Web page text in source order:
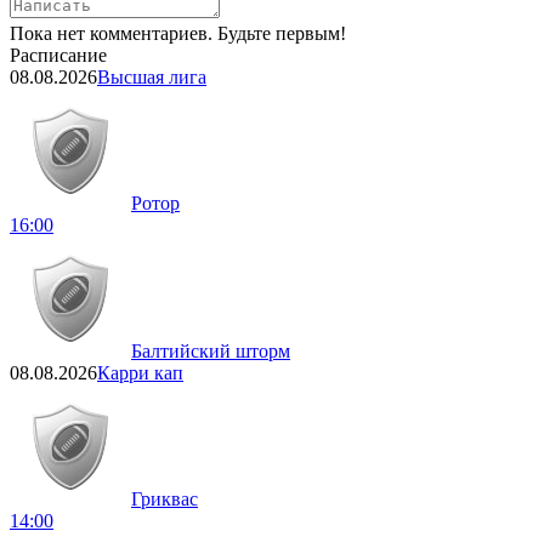
Пока нет комментариев. Будьте первым!
Расписание
08.08.2026Высшая лига
Ротор
16:00
Балтийский шторм
08.08.2026Карри кап
Гриквас
14:00